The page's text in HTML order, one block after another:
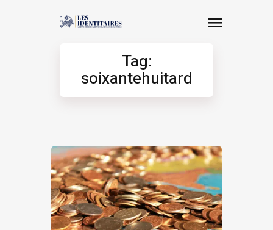
Tag:
soixantehuitard